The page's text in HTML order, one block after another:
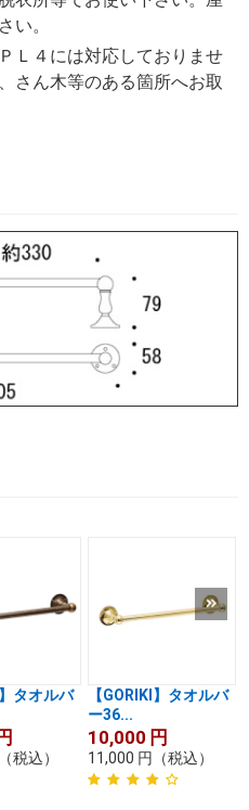
い。
Ｌ４には対応しておりませ
さん木等のある箇所へお取
】タオルバ
（税込）
【GORIKI】タオルバ
ー36...
10,000 円
11,000 円 （税込）